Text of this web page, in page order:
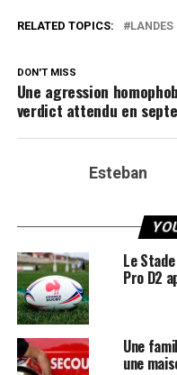
RELATED TOPICS: LANDES
DON'T MISS
Une agression
verdict attendu en
Esteban
Le
Pro D2
Une
une